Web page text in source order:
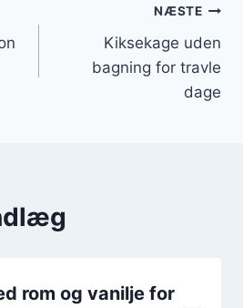
NÆSTE
Kiksekage uden
bagning for travle
dage
rom og vanilje for